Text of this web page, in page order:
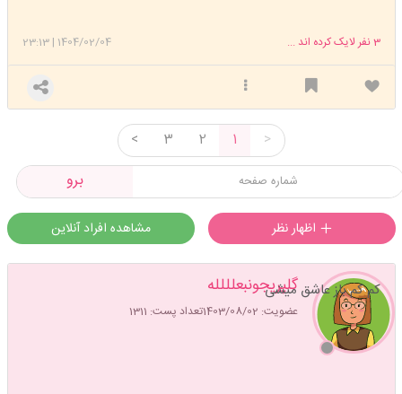
1404/02/04
|
23:13 3نفر لایک کرده اند ...
>
1
2
3
<
برو
مشاهده افراد آنلاین
گلپریجونبعلللله
عضویت: 1403/08/02 تعداد پست: 1311
کم کم باز عاشق میشی